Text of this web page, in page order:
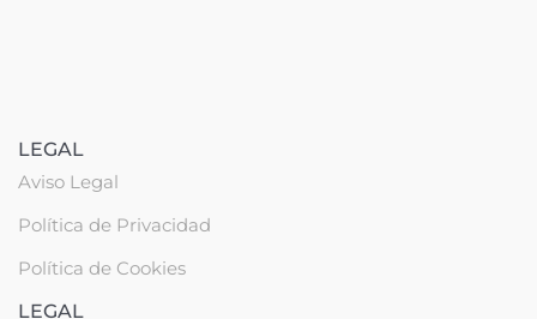
LEGAL
Aviso Legal
Política de Privacidad
Política de Cookies
LEGAL